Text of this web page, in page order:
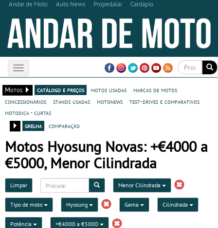
Andar de Moto Auto News Propedalar Cardápio
Toggle
navigation
Motos
catálogo e preços motos usadas
marcas de motos
concessionários
stands usadas motonews
test-drives e comparativos
motodica - curtas
grelha
comparação
Motos Hyosung Novas: +€4000 a
€5000, Menor Cilindrada
Limpar Menor Cilindrada
Tipo de moto Hyosung Gama Cilindrada
Potência +€4000 a €5000